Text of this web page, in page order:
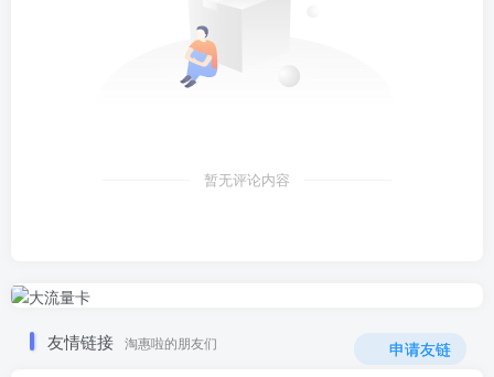
暂无评论内容
友情链接 淘惠啦的朋友们 申请友链